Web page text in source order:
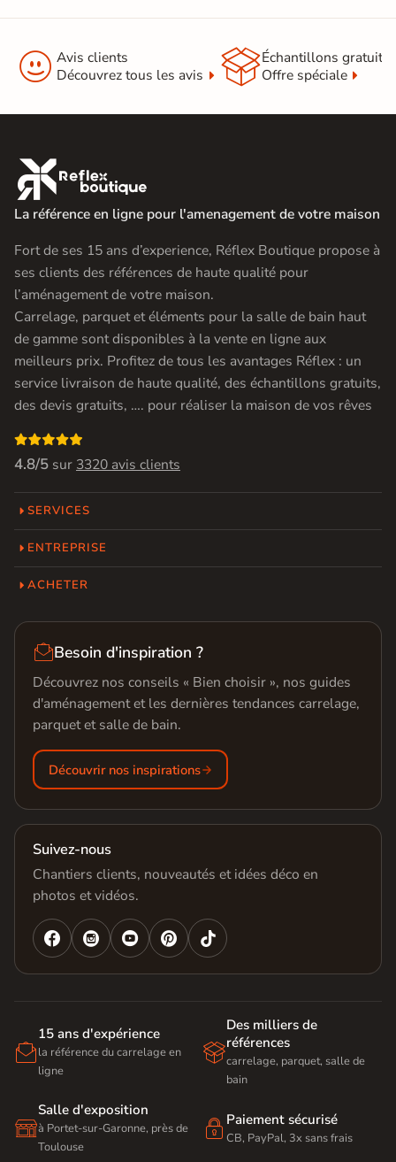
 Avis clients
Découvrez tous les avis
Échantillons gratuit
Offre spéciale

La référence en ligne pour l'amenagement de votre maison
Fort de ses 15 ans d’experience, Réflex Boutique propose à
ses clients des références de haute qualité pour
l’aménagement de votre maison.
Carrelage, parquet et éléments pour la salle de bain haut
de gamme sont disponibles à la vente en ligne aux
meilleurs prix. Profitez de tous les avantages Réflex : un
service livraison de haute qualité, des échantillons gratuits,
des devis gratuits, …. pour réaliser la maison de vos rêves

4.8/5 sur 3320 avis clients
SERVICES
ENTREPRISE
ACHETER
Besoin d'inspiration ?
Découvrez nos conseils « Bien choisir », nos guides
d'aménagement et les dernières tendances carrelage,
parquet et salle de bain.
Découvrir nos inspirations
Suivez-nous
Chantiers clients, nouveautés et idées déco en
photos et vidéos.
   

15 ans d'expérience
la référence du carrelage en
ligne

Des milliers de
références
carrelage, parquet, salle de
bain

Salle d'exposition
à Portet-sur-Garonne, près de
Toulouse
 Paiement sécurisé
CB, PayPal, 3x sans frais